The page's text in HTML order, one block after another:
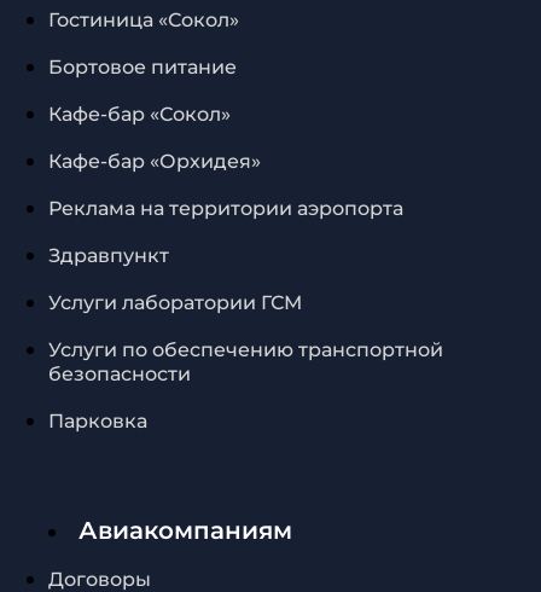
Гостиница «Сокол»
Бортовое питание
Кафе-бар «Сокол»
Кафе-бар «Орхидея»
Реклама на территории аэропорта
Здравпункт
Услуги лаборатории ГСМ
Услуги по обеспечению транспортной
безопасности
Парковка
Авиакомпаниям
Договоры